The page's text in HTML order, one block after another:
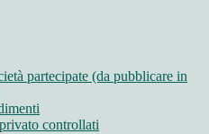
partecipate (da pubblicare in
controllati